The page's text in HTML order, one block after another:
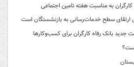
کارگران به مناسبت هفته تامین اجتماعی
ارتقای سطح خدمات‌رسانی به بازنشستگان است
بانک رفاه کارگران برای کسب‌وکارها